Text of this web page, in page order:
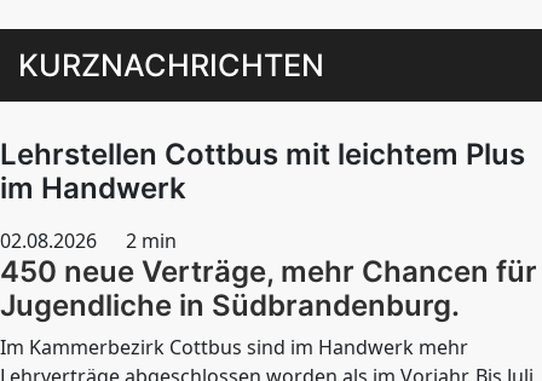
KURZNACHRICHTEN
Lehrstellen Cottbus mit leichtem Plus
im Handwerk
02.08.2026 2 min
450 neue Verträge, mehr Chancen für
Jugendliche in Südbrandenburg.
Im Kammerbezirk Cottbus sind im Handwerk mehr